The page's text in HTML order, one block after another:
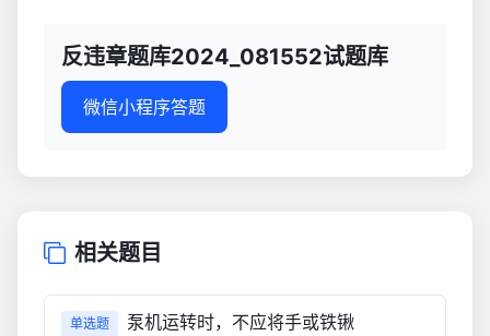
反违章题库2024_081552试题库
微信小程序答题
相关题目
单选题
泵机运转时，不应将手或铁锹